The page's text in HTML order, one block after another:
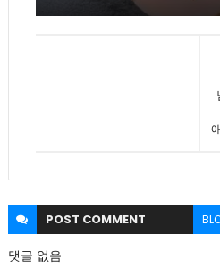
POST COMMENT
댓글 없음